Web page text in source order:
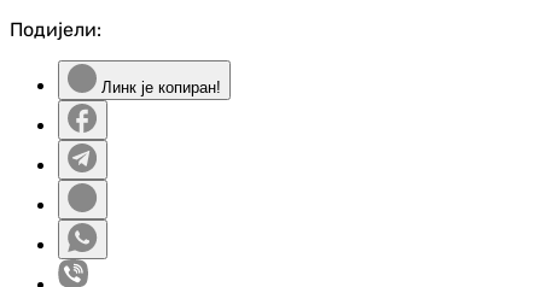
Подијели:
Линк је копиран!